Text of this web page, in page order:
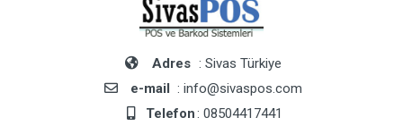
Adres : Sivas Türkiye
e-mail : info@sivaspos.com
Telefon: 08504417441